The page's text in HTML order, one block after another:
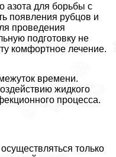
азота для борьбы с
появления рубцов и
проведения
подготовку не
комфортное лечение.
времени.
жидкого
процесса.
только